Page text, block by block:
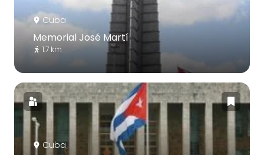
Cuba
Memorial José Martí
1.7 km
Cuba